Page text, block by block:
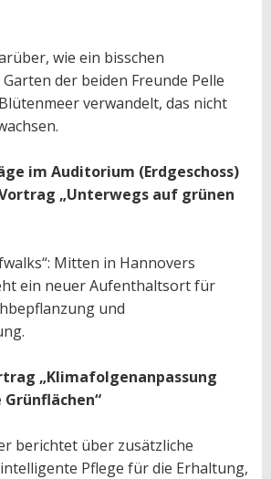
wie ein bisschen
der beiden Freunde Pelle
verwandelt, das nicht
im Auditorium (Erdgeschoss)
Vortrag „Unterwegs auf grünen
Mitten in Hannovers
ein neuer Aufenthaltsort für
und
„Klimafolgenanpassung
berichtet über zusätzliche
Pflege für die Erhaltung,